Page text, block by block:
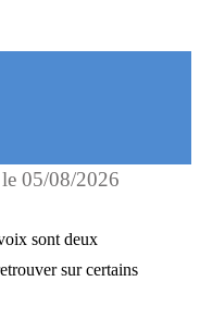
à la voix
05/08/2026
sont deux
sur certains